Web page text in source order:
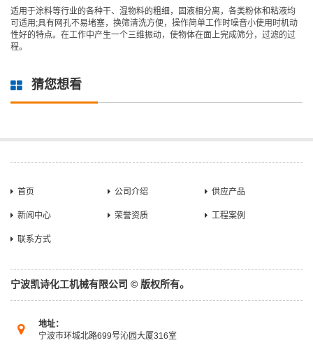
适用于涂料等行业的各种干、湿物料的粗细，固液相分离，各类粉体和粘液均
可适用;具有网孔不易堵塞，换筛清洗方便，操作简单工作时噪音小使用时机动
性好的特点。在工作中产生一个三维振动，使物体在面上完成筛分，过滤的过
程。
猜您想看
首页 公司介绍 供应产品
新闻中心 荣誉资质 工程案例
联系方式
宁波凯诗化工机械有限公司 © 版权所有。
地址：
宁波市环城北路699号沁园大厦316室